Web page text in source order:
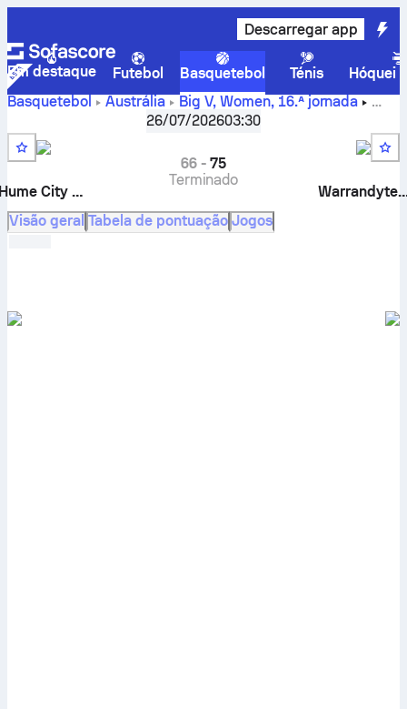
Descarregar app
Em destaque Futebol Basquetebol Ténis
Hóquei
Basquetebol
Austrália Big V, Women, 16.ª jornada
Hume City Broncos vs. Warrandyte Venom – resultado em
direto, confrontos diretos, calendário, prognósticos e
estatísticas
26/07/202603:30
Hume City Broncos
66-75
Terminado
Visão geral Tabela de pontuação Jogos